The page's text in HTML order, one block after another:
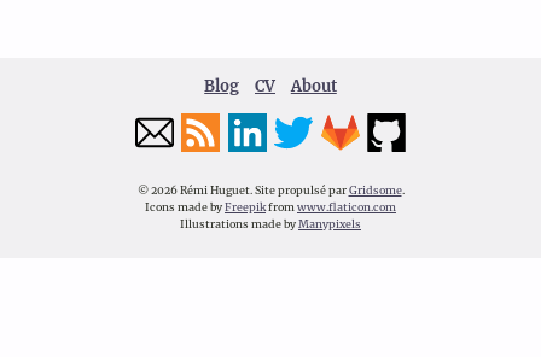
Blog CV About
© 2026 Rémi Huguet.Site propulsé parGridsome.
Icons made byFreepikfromwww.flaticon.com
Illustrations made byManypixels